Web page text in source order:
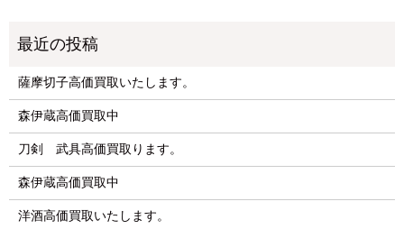
薩摩切子高価買取いたします。
森伊蔵高価買取中
刀剣 武具高価買取ります。
森伊蔵高価買取中
洋酒高価買取いたします。